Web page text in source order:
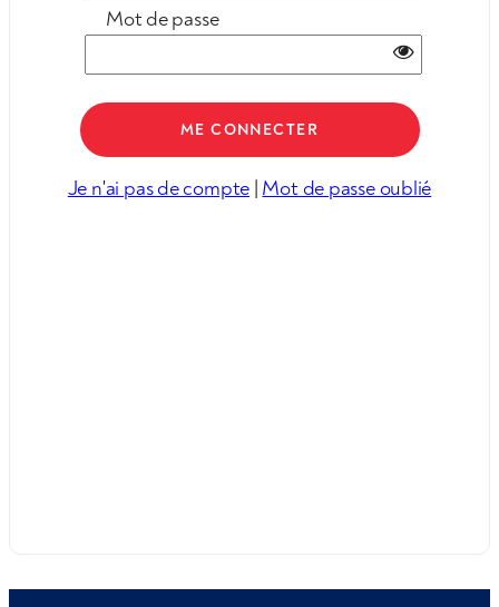
Mot de passe
Je n'ai pas de compte | Mot de passe oublié